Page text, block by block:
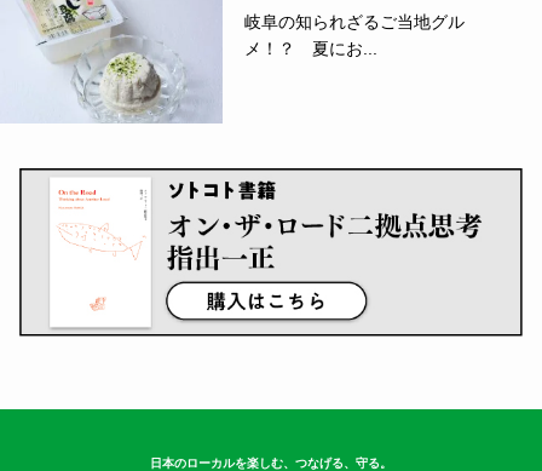
岐阜の知られざるご当地グル
メ！？ 夏にお...
日本のローカルを楽しむ、つなげる、守る。